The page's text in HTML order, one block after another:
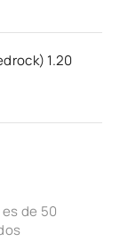
1.20
de 50